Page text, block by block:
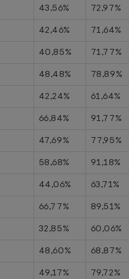
43,56%
72,97%
42,46%
71,64%
40,85%
71,77%
48,48%
78,89%
42,24%
61,64%
66,84%
91,77%
47,69%
77,95%
58,68%
91,18%
44,06%
63,71%
66,77%
89,51%
32,85%
60,06%
48,60%
68,87%
49,17% 79,72%